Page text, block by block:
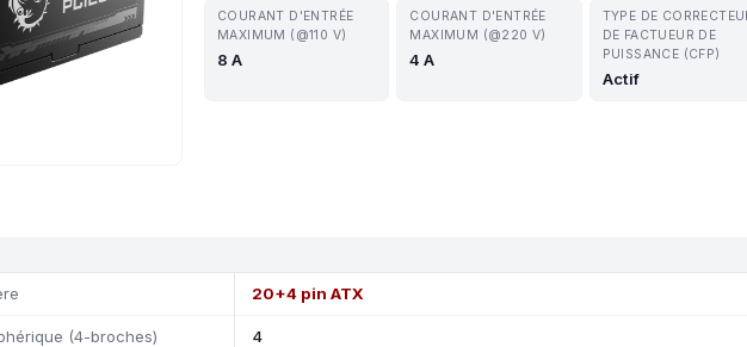
COURANT D'ENTRÉE
MAXIMUM (@110 V)
8 A
COURANT D'ENTRÉE
MAXIMUM (@220 V)
4 A
TYPE DE
DE FACTUEUR DE
PUISSANCE (CFP)
Actif
20+4 pin ATX
(4-broches) 4